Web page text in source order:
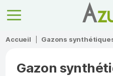
Accueil Gazons
Gazon